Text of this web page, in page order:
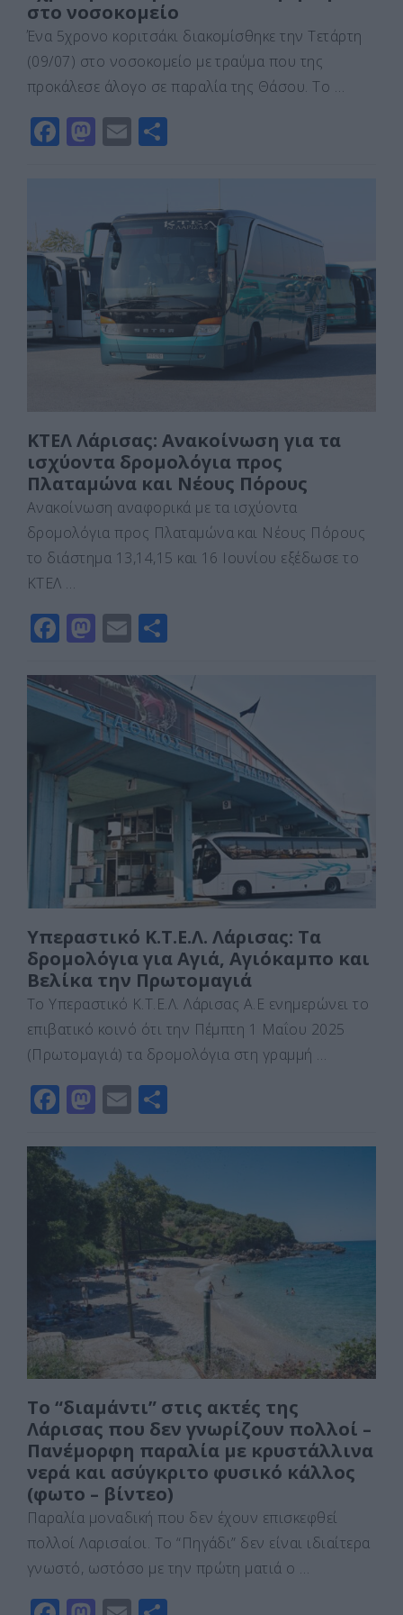
στο νοσοκομείο
Ένα 5χρονο κοριτσάκι διακομίσθηκε την Τετάρτη
(09/07) στο νοσοκομείο με τραύμα που της
προκάλεσε άλογο σε παραλία της Θάσου. Το …
F
b
o
k
M
o
d
o
n
E
l α
τε
ίτ
ε
ΚΤΕΛ Λάρισας: Ανακοίνωση για τα
ισχύοντα δρομολόγια προς
Πλαταμώνα και Νέους Πόρους
Ανακοίνωση αναφορικά με τα ισχύοντα
δρομολόγια προς Πλαταμώνα και Νέους Πόρους
το διάστημα 13,14,15 και 16 Ιουνίου εξέδωσε το
ΚΤΕΛ …
F
c
e
o
o
k
M
st
o
d
o
E
ai
l
ρ
α
σ
τε
ίτ
ε
Υπεραστικό Κ.Τ.Ε.Λ. Λάρισας: Τα
δρομολόγια για Αγιά, Αγιόκαμπο και
Βελίκα την Πρωτομαγιά
Το Υπεραστικό Κ.Τ.Ε.Λ. Λάρισας Α.Ε ενημερώνει το
επιβατικό κοινό ότι την Πέμπτη 1 Μαΐου 2025
(Πρωτομαγιά) τα δρομολόγια στη γραμμή …
F
c
e
b
o
o
k
M
st
o
d
o
n
E
ai
l
ρ
α
σ
τε
ίτ
Το “διαμάντι” στις ακτές της
Λάρισας που δεν γνωρίζουν πολλοί –
Πανέμορφη παραλία με κρυστάλλινα
νερά και ασύγκριτο φυσικό κάλλος
(φωτο – βίντεο)
Παραλία μοναδική που δεν έχουν επισκεφθεί
πολλοί Λαρισαίοι. Το “Πηγάδι” δεν είναι ιδιαίτερα
γνωστό, ωστόσο με την πρώτη ματιά ο …